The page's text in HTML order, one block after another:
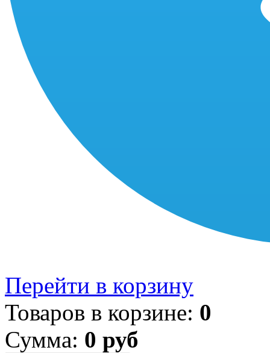
Перейти в корзину
Товаров в корзине: 0
Сумма: 0 руб